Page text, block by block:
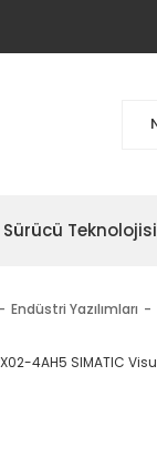
Sürücü Teknolojisi
Endüstri Yazılımları